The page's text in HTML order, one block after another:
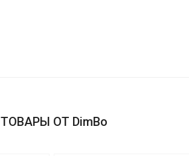
ТОВАРЫ ОТ DimBo